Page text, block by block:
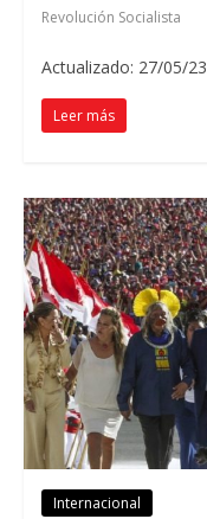
Revolución Socialista
Actualizado: 27/05/23
Leer más
Internacional